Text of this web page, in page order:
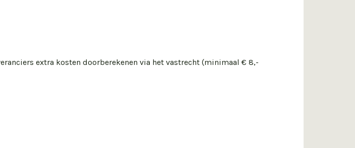
extra kosten doorberekenen via het vastrecht (minimaal € 8,-